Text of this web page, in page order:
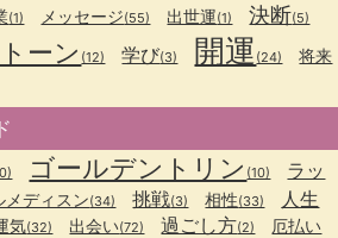
(1) メッセージ(55) 出世運(1) 決断(5)
ーン (12) 学び(3) 開運 (24)
将来
ゴールデントリン (10)
ラッ
メディスン(34) 挑戦(3) 相性(33) 人生
気(32) 出会い(72) 過ごし方(2) 厄払い